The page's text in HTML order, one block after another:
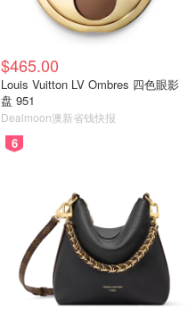
$465.00
Louis Vuitton LV Ombres 四色眼影
盘 951
Dealmoon澳新省钱快报
6